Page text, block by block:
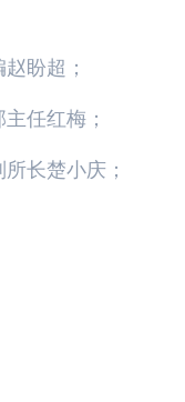
盼超；
任红梅；
长楚小庆；